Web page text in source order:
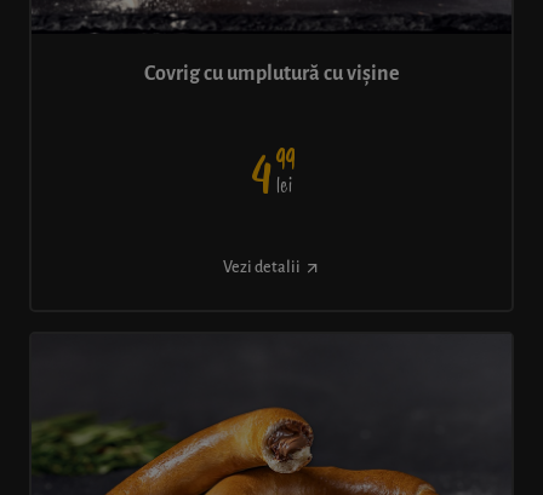
Covrig cu umplutură cu vișine
499
lei
Vezi detalii